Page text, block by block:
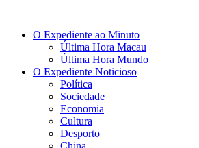
O Expediente ao Minuto
Última Hora Macau
Última Hora Mundo
O Expediente Noticioso
Política
Sociedade
Economia
Cultura
Desporto
China